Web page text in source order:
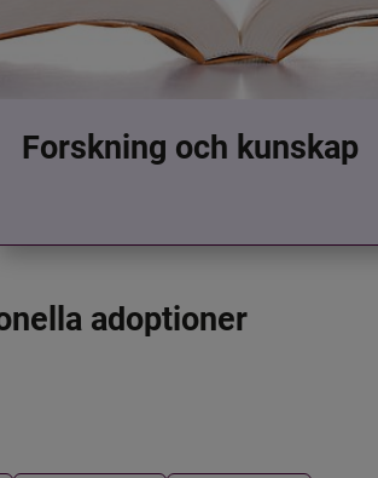
Forskning och kunskap
adoptioner